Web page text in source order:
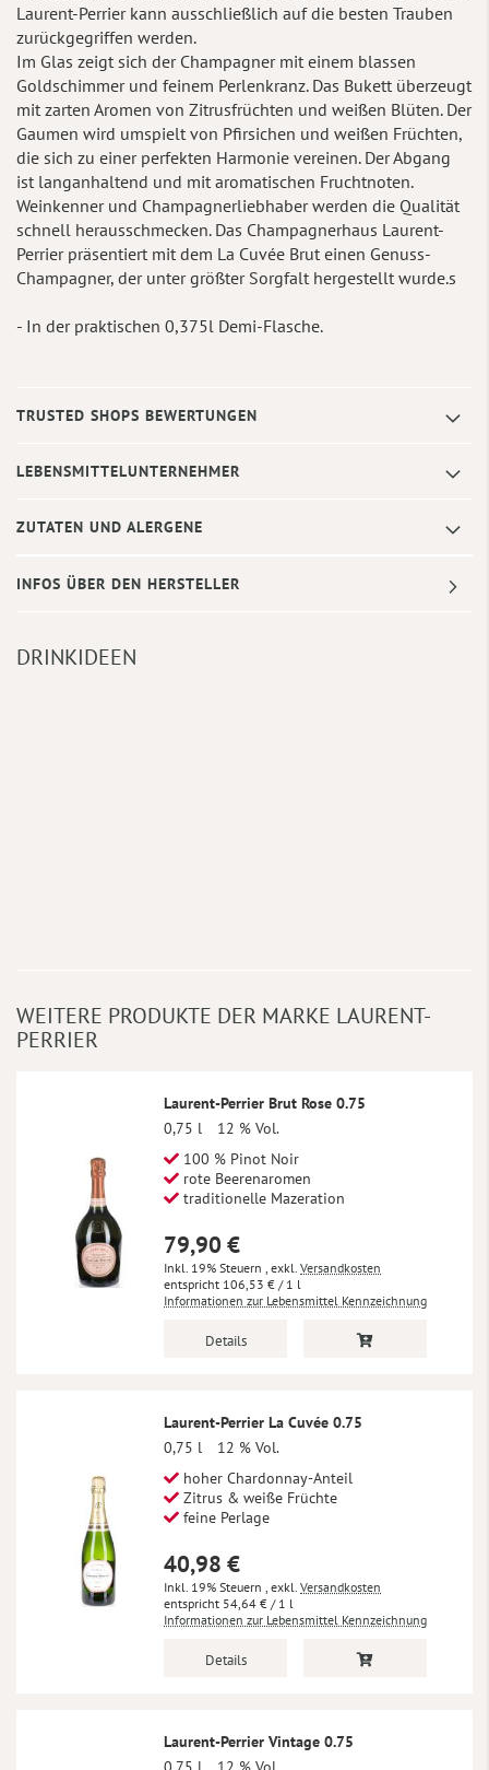
Laurent-Perrier kann ausschließlich auf die besten Trauben
zurückgegriffen werden.
Im Glas zeigt sich der Champagner mit einem blassen
Goldschimmer und feinem Perlenkranz. Das Bukett überzeugt
mit zarten Aromen von Zitrusfrüchten und weißen Blüten. Der
Gaumen wird umspielt von Pfirsichen und weißen Früchten,
die sich zu einer perfekten Harmonie vereinen. Der Abgang
ist langanhaltend und mit aromatischen Fruchtnoten.
Weinkenner und Champagnerliebhaber werden die Qualität
schnell herausschmecken. Das Champagnerhaus Laurent-
Perrier präsentiert mit dem La Cuvée Brut einen Genuss-
Champagner, der unter größter Sorgfalt hergestellt wurde.s
- In der praktischen 0,375l Demi-Flasche.
TRUSTED SHOPS BEWERTUNGEN
LEBENSMITTELUNTERNEHMER
ZUTATEN UND ALERGENE
INFOS ÜBER DEN HERSTELLER
DRINKIDEEN
WEITERE PRODUKTE DER MARKE LAURENT-
PERRIER
Laurent-Perrier Brut Rose 0.75
0,75 l
12 % Vol.
100 % Pinot Noir
rote Beerenaromen
traditionelle Mazeration
79,90 €
Inkl. 19% Steuern exkl. Versandkosten
106,53 € / 1 l
Informationen zur Lebensmittel Kennzeichnung
Details
Laurent-Perrier La Cuvée 0.75
0,75 l
12 % Vol.
hoher Chardonnay-Anteil
Zitrus & weiße Früchte
feine Perlage
40,98 €
Inkl. 19% Steuern exkl. Versandkosten
54,64 € / 1 l
Informationen zur Lebensmittel Kennzeichnung
Details
Laurent-Perrier Vintage 0.75